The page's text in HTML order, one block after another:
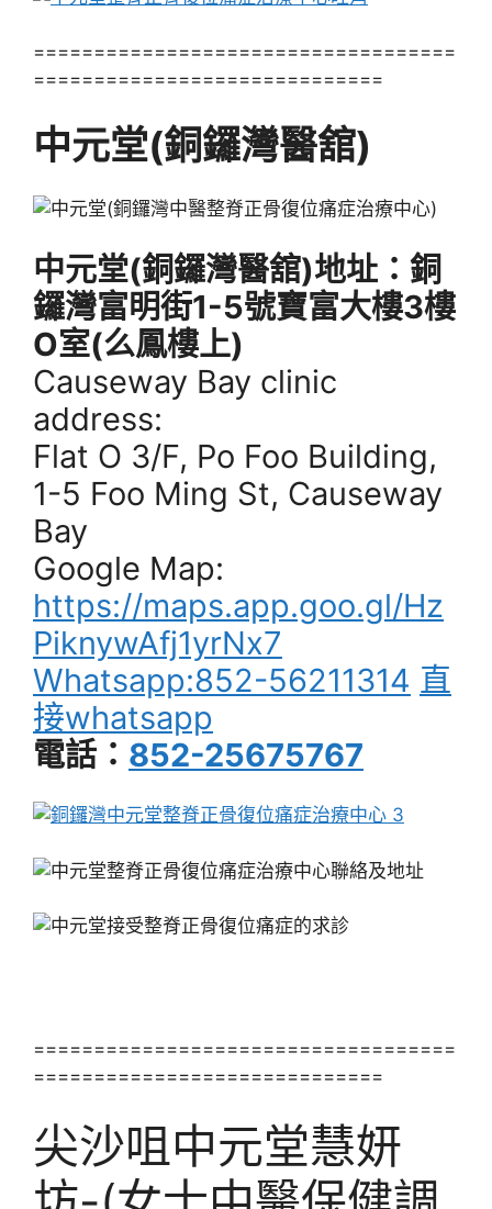
===================================
=============================
中元堂(銅鑼灣醫舘)
中元堂(銅鑼灣醫舘)地址：銅
鑼灣富明街1-5號寶富大樓3樓
O室(么鳳樓上)
Causeway Bay clinic
address:
Flat O 3/F, Po Foo Building,
1-5 Foo Ming St, Causeway
Bay
Google Map:
https://maps.app.goo.gl/Hz
PiknywAfj1yrNx7
Whatsapp:852-56211314 直
接whatsapp
電話： 852-25675767
===================================
=============================
尖沙咀中元堂慧妍